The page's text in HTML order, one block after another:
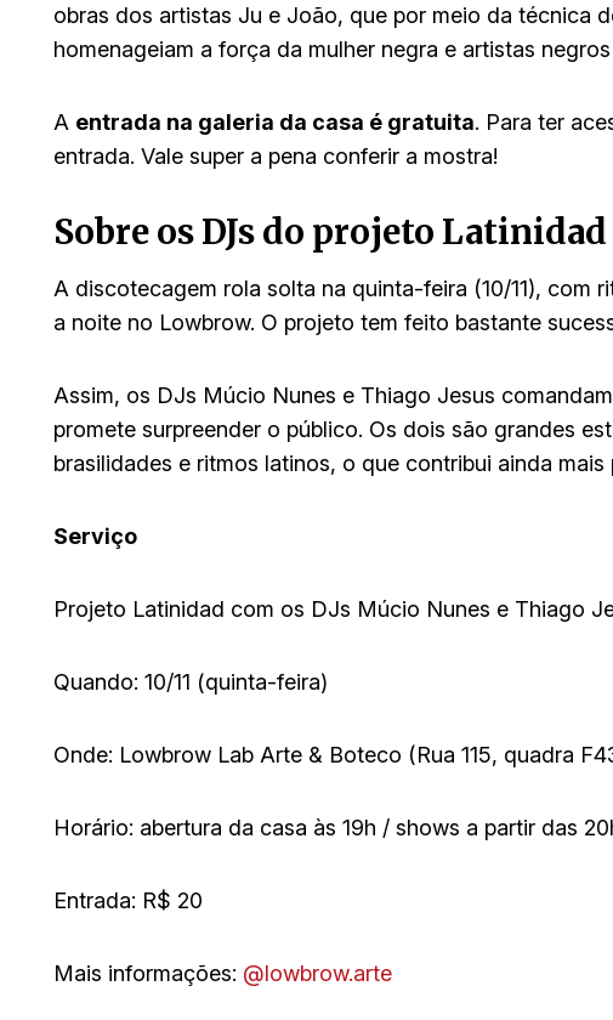
obras dos artistas Ju e João, que por meio da técnica
homenageiam a força da mulher negra e artistas
A entrada na galeria da casa é gratuita. Para ter
entrada. Vale super a pena conferir a mostra!
Sobre os DJs do projeto Latinidad
A discotecagem rola solta na quinta-feira (10/11), com
a noite no Lowbrow. O projeto tem feito bastante
Assim, os DJs Múcio Nunes e Thiago Jesus
promete surpreender o público. Os dois são grandes
brasilidades e ritmos latinos, o que contribui ainda
Serviço
Projeto Latinidad com os DJs Múcio Nunes e Thiago
Quando: 10/11 (quinta-feira)
Onde: Lowbrow Lab Arte & Boteco (Rua 115, quadra
Horário: abertura da casa às 19h / shows a partir das
Entrada: R$ 20
Mais informações: @lowbrow.arte